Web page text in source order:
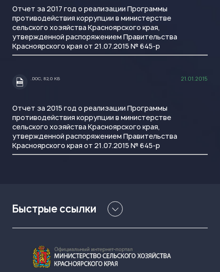
Отчет за 2017 год о реализации Программы
противодействия коррупции в министерстве
сельского хозяйства Красноярского края,
утвержденной распоряжением Правительства
Красноярского края от 21.07.2015 № 645-р
.DOC
.DOC, 82,0 КБ 21.01.2015
Отчет за 2015 год о реализации Программы
противодействия коррупции в министерстве
сельского хозяйства Красноярского края,
утвержденной распоряжением Правительства
Красноярского края от 21.07.2015 № 645-р
Быстрые ссылки